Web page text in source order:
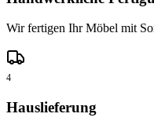
Wir fertigen Ihr Möbel mit
4
Hauslieferung